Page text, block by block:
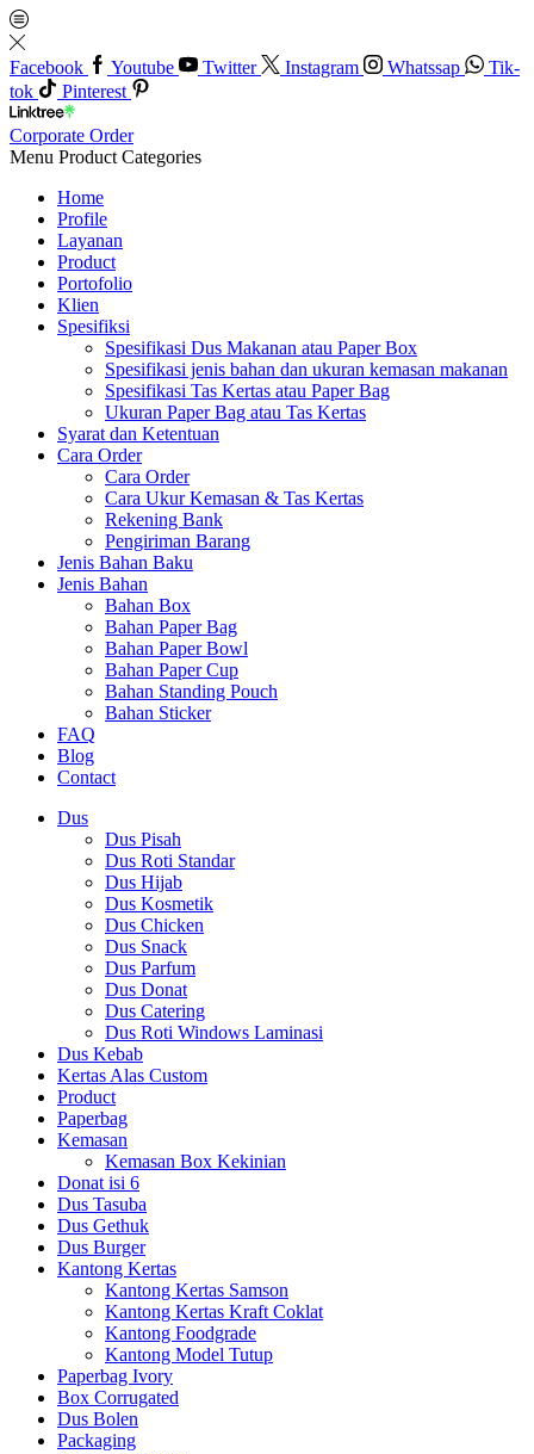
Facebook Youtube Twitter Instagram Whatssap
Tik-
tok
Pinterest
Corporate Order
Menu Product Categories
Home
Profile
Layanan
Product
Portofolio
Klien
Spesifiksi
Spesifikasi Dus Makanan atau Paper Box
Spesifikasi jenis bahan dan ukuran kemasan makanan
Spesifikasi Tas Kertas atau Paper Bag
Ukuran Paper Bag atau Tas Kertas
Syarat dan Ketentuan
Cara Order
Cara Order
Cara Ukur Kemasan & Tas Kertas
Rekening Bank
Pengiriman Barang
Jenis Bahan Baku
Jenis Bahan
Bahan Box
Bahan Paper Bag
Bahan Paper Bowl
Bahan Paper Cup
Bahan Standing Pouch
Bahan Sticker
FAQ
Blog
Contact
Dus
Dus Pisah
Dus Roti Standar
Dus Hijab
Dus Kosmetik
Dus Chicken
Dus Snack
Dus Parfum
Dus Donat
Dus Catering
Dus Roti Windows Laminasi
Dus Kebab
Kertas Alas Custom
Product
Paperbag
Kemasan
Kemasan Box Kekinian
Donat isi 6
Dus Tasuba
Dus Gethuk
Dus Burger
Kantong Kertas
Kantong Kertas Samson
Kantong Kertas Kraft Coklat
Kantong Foodgrade
Kantong Model Tutup
Paperbag Ivory
Box Corrugated
Dus Bolen
Packaging